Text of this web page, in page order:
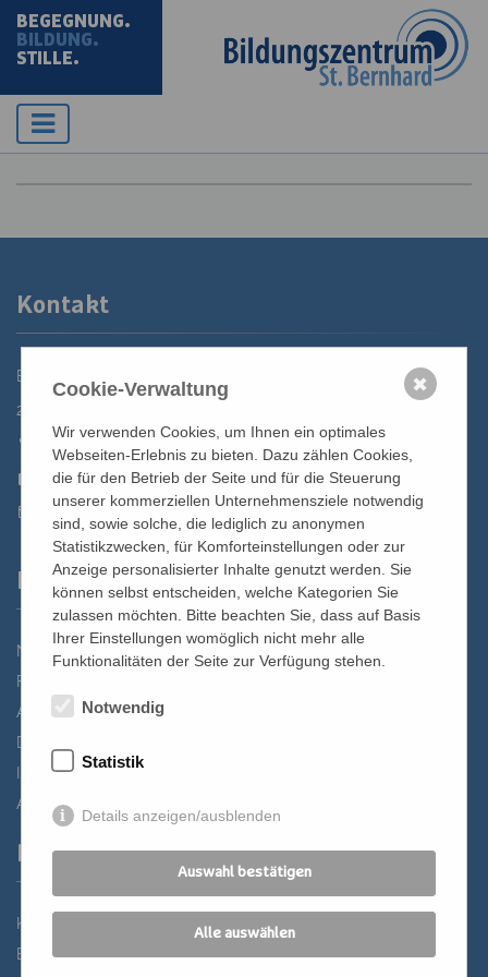
BEGEGNUNG.
BILDUNG.
STILLE.
Kontakt
Bildungszentrum St. Bernhard der Erzdiözese Wien
2700 Wiener Neustadt, Domplatz 1
02622 29131-5040
st.bernhard@edw.or.at
Links
Newsletter
Förderverein
Anreise
Datenschutz
Impressum
AGB
Partner
Katholisches Bildungswerk Wien
Bildung Regional
Cookie-Verwaltung
Wir verwenden Cookies, um Ihnen ein optimales
Webseiten-Erlebnis zu bieten. Dazu zählen Cookies,
die für den Betrieb der Seite und für die Steuerung
unserer kommerziellen Unternehmensziele notwendig
sind, sowie solche, die lediglich zu anonymen
Statistikzwecken, für Komforteinstellungen oder zur
Anzeige personalisierter Inhalte genutzt werden. Sie
können selbst entscheiden, welche Kategorien Sie
zulassen möchten. Bitte beachten Sie, dass auf Basis
Ihrer Einstellungen womöglich nicht mehr alle
Funktionalitäten der Seite zur Verfügung stehen.
Notwendig
Statistik
Details anzeigen/ausblenden
Auswahl bestätigen
Alle auswählen
✖